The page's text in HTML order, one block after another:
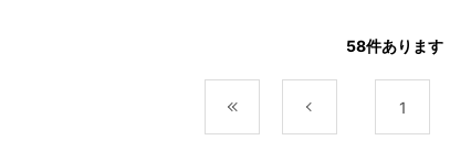
58件あります
1